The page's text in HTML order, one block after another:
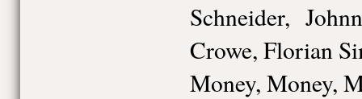
Schneider,
Crowe, Florian
Money, Money,